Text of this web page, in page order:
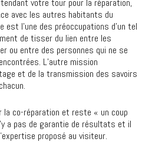
votre tour pour la réparation,
avec les autres habitants du
est l’une des préoccupations d’un tel
de tisser du lien entre les
ou entre des personnes qui ne se
L’autre mission
et de la transmission des savoirs
la co-réparation et reste « un coup
a pas de garantie de résultats et il
proposé au visiteur.